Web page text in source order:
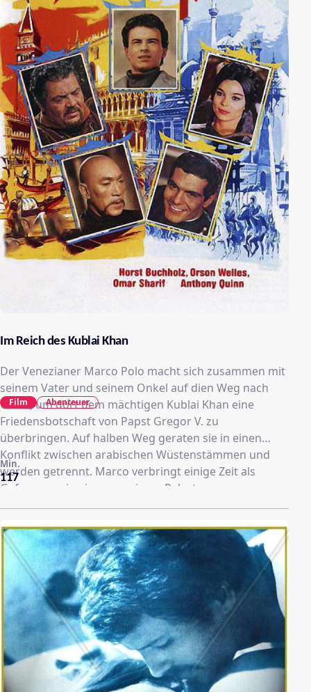
Im Reich des Kublai Khan
Der Venezianer Marco Polo macht sich zusammen mit
seinem Vater und seinem Onkel auf dien Weg nach
China, um dort dem mächtigen Kublai Khan eine
Friedensbotschaft von Papst Gregor V. zu
überbringen. Auf halben Weg geraten sie in einen
Konflikt zwischen arabischen Wüstenstämmen und
werden getrennt. Marco verbringt einige Zeit als
Gefangener in einem zu einem Palast
umfunktionierten Höhlensystem, wird schließlich aber
von Emir Alaou befreit.
117
Min.
Film Abenteuer